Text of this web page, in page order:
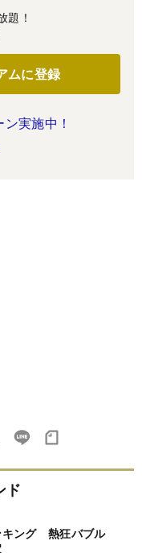
題！
ムに登録
実施中！
ド
キング 熱狂バブル